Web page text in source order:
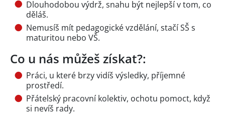
Dlouhodobou výdrž, snahu být nejlepší v tom, co
děláš.
Nemusíš mít pedagogické vzdělání, stačí SŠ s
maturitou nebo VŠ.
Co u nás můžeš získat?:
Práci, u které brzy vidíš výsledky, příjemné
prostředí.
Přátelský pracovní kolektiv, ochotu pomoct, když
si nevíš rady.